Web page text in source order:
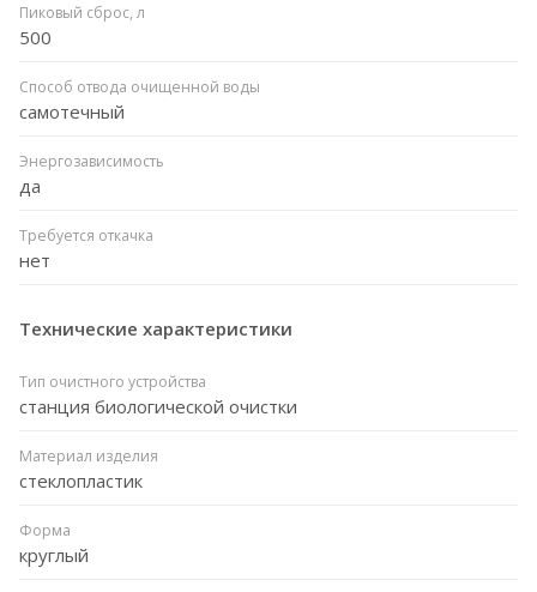
Пиковый сброс, л
500
Способ отвода очищенной воды
самотечный
Энергозависимость
да
Требуется откачка
нет
Технические характеристики
Тип очистного устройства
станция биологической очистки
Материал изделия
стеклопластик
Форма
круглый